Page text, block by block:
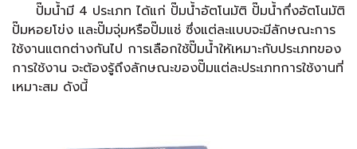
ปั๊มน้ำมี 4 ประเภท ได้แก่ ปั๊มน้ำอัตโนมัติ ปั๊มน้ำกึ่งอัตโนมัติ
ปั๊มหอยโข่ง และปั๊มจุ่มหรือปั๊มแช่ ซึ่งแต่ละแบบจะมีลักษณะการ
ใช้งานแตกต่างกันไป การเลือกใช้ปั๊มน้ำให้เหมาะกับประเภทของ
การใช้งาน จะต้องรู้ถึงลักษณะของปั๊มแต่ละประเภทการใช้งานที่
เหมาะสม ดังนี้